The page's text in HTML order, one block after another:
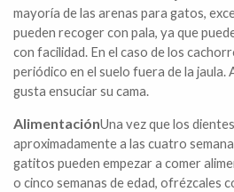
mayoría de las arenas para gatos,
pueden recoger con pala, ya que
con facilidad. En el caso de los
periódico en el suelo fuera de la jaula.
gusta ensuciar su cama.
AlimentaciónUna vez que los
aproximadamente a las cuatro
gatitos pueden empezar a comer
o cinco semanas de edad, ofrézcales